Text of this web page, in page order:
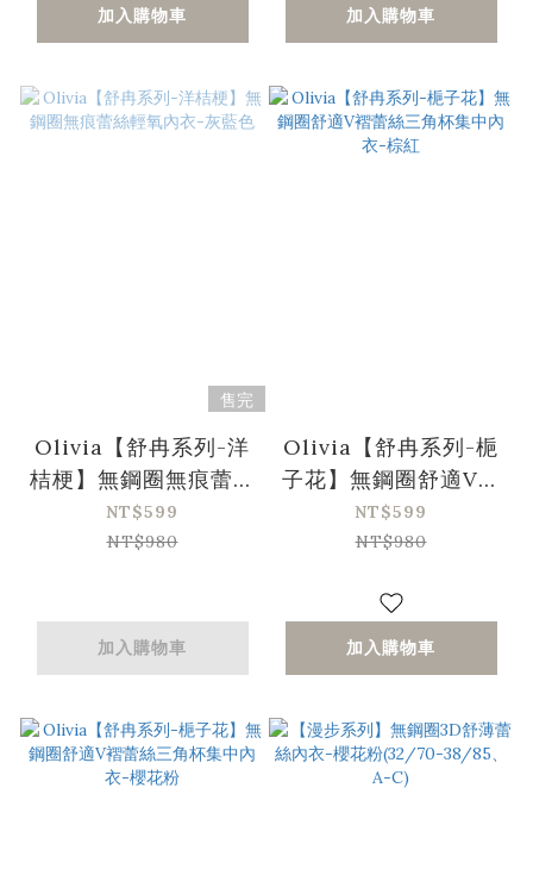
加入購物車 加入購物車
售完
Olivia【舒冉系列-洋
桔梗】無鋼圈無痕蕾絲
輕氧內衣-灰藍色
NT$599
NT$980
加入購物車
Olivia【舒冉系列-梔
子花】無鋼圈舒適V褶
蕾絲三角杯集中內衣-
棕紅
NT$599
NT$980
加入購物車